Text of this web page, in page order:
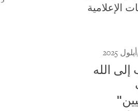
الإعلامية
الله